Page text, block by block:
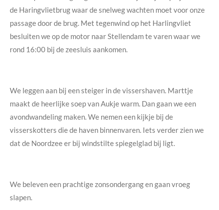
de Haringvlietbrug waar de snelweg wachten moet voor onze
passage door de brug. Met tegenwind op het Harlingvliet
besluiten we op de motor naar Stellendam te varen waar we
rond 16:00 bij de zeesluis aankomen.
We leggen aan bij een steiger in de vissershaven. Marttje
maakt de heerlijke soep van Aukje warm. Dan gaan we een
avondwandeling maken. We nemen een kijkje bij de
visserskotters die de haven binnenvaren. Iets verder zien we
dat de Noordzee er bij windstilte spiegelglad bij ligt.
We beleven een prachtige zonsondergang en gaan vroeg
slapen.